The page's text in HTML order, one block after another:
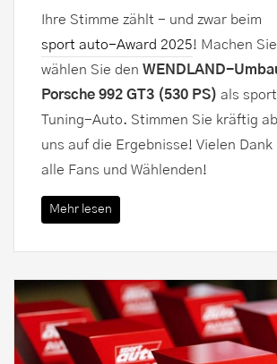
Ihre Stimme zählt - und zwar beim
sport auto-Award 2025! Machen
wählen Sie den WENDLAND-
Porsche 992 GT3 (530 PS) als
Tuning-Auto. Stimmen Sie kräftig
uns auf die Ergebnisse! Vielen Dank
alle Fans und Wählenden!
Mehr lesen